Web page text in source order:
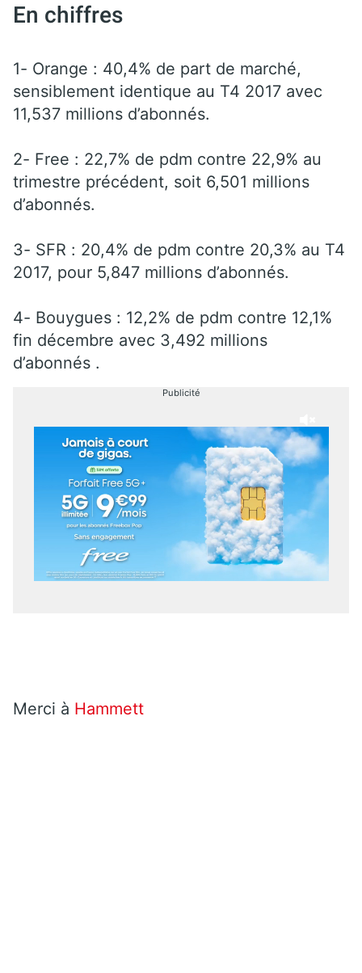
En chiffres
1- Orange : 40,4% de part de marché,
sensiblement identique au T4 2017 avec
11,537 millions d’abonnés.
2- Free : 22,7% de pdm contre 22,9% au
trimestre précédent, soit 6,501 millions
d’abonnés.
3- SFR : 20,4% de pdm contre 20,3% au T4
2017, pour 5,847 millions d’abonnés.
4- Bouygues : 12,2% de pdm contre 12,1%
fin décembre avec 3,492 millions
d’abonnés .
Publicité
Merci à Hammett